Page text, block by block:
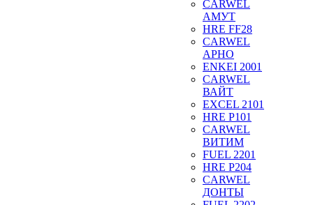
CARWEL
АМУТ
HRE FF28
CARWEL
АРНО
ENKEI 2001
CARWEL
ВАЙТ
EXCEL 2101
HRE P101
CARWEL
ВИТИМ
FUEL 2201
HRE P204
CARWEL
ДОНТЫ